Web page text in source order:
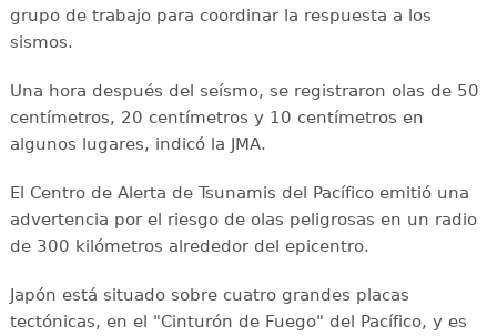
grupo de trabajo para coordinar la respuesta a los
sismos.
Una hora después del seísmo, se registraron olas de 50
centímetros, 20 centímetros y 10 centímetros en
algunos lugares, indicó la JMA.
El Centro de Alerta de Tsunamis del Pacífico emitió una
advertencia por el riesgo de olas peligrosas en un radio
de 300 kilómetros alrededor del epicentro.
Japón está situado sobre cuatro grandes placas
tectónicas, en el "Cinturón de Fuego" del Pacífico, y es